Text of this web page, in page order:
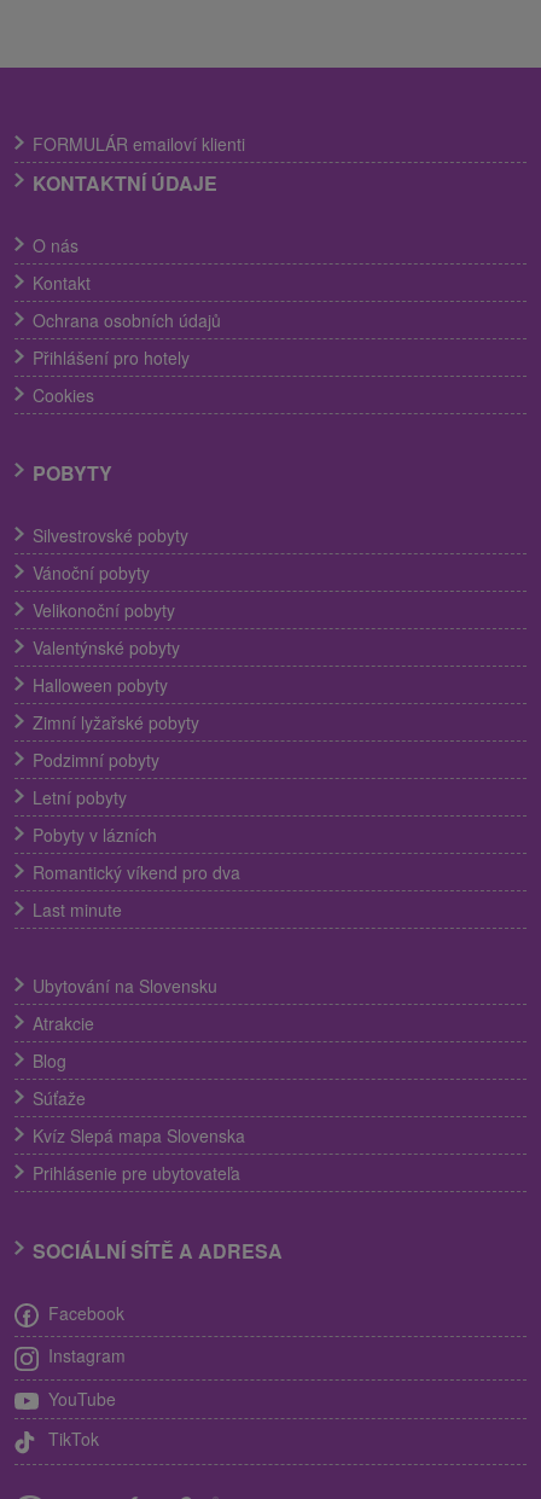
FORMULÁR emailoví klienti
KONTAKTNÍ ÚDAJE
O nás
Kontakt
Ochrana osobních údajů
Přihlášení pro hotely
Cookies
POBYTY
Silvestrovské pobyty
Vánoční pobyty
Velikonoční pobyty
Valentýnské pobyty
Halloween pobyty
Zimní lyžařské pobyty
Podzimní pobyty
Letní pobyty
Pobyty v lázních
Romantický víkend pro dva
Last minute
Ubytování na Slovensku
Atrakcie
Blog
Súťaže
Kvíz Slepá mapa Slovenska
Prihlásenie pre ubytovateľa
SOCIÁLNÍ SÍTĚ A ADRESA
Facebook
Instagram
YouTube
TikTok